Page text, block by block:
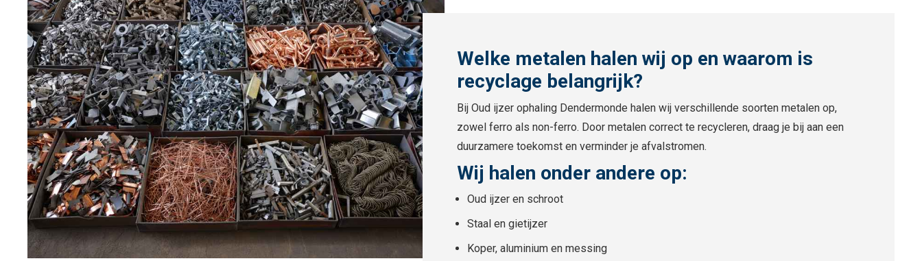
Welke metalen halen wij op en waarom is
recyclage belangrijk?
Bij Oud ijzer ophaling Dendermonde halen wij verschillende soorten metalen op,
zowel ferro als non-ferro. Door metalen correct te recycleren, draag je bij aan een
duurzamere toekomst en verminder je afvalstromen.
Wij halen onder andere op:
Oud ijzer en schroot
Staal en gietijzer
Koper, aluminium en messing